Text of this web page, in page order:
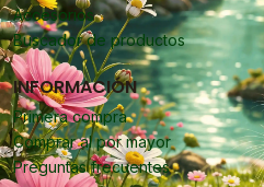
Accesorios
Buscador de productos
INFORMACIÓN
Primera compra
Comprar al por mayor
Preguntas frecuentes